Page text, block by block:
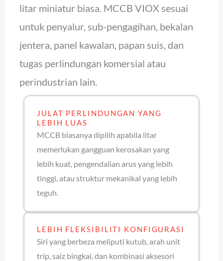
litar miniatur biasa. MCCB VIOX sesuai
untuk penyalur, sub-pengagihan, bekalan
jentera, panel kawalan, papan suis, dan
tugas perlindungan komersial atau
perindustrian lain.
JULAT PERLINDUNGAN YANG
LEBIH LUAS
MCCB biasanya dipilih apabila litar
memerlukan gangguan kerosakan yang
lebih kuat, pengendalian arus yang lebih
tinggi, atau struktur mekanikal yang lebih
teguh.
LEBIH FLEKSIBILITI KONFIGURASI
Siri yang berbeza meliputi kutub, arah unit
trip, saiz bingkai, dan kombinasi aksesori